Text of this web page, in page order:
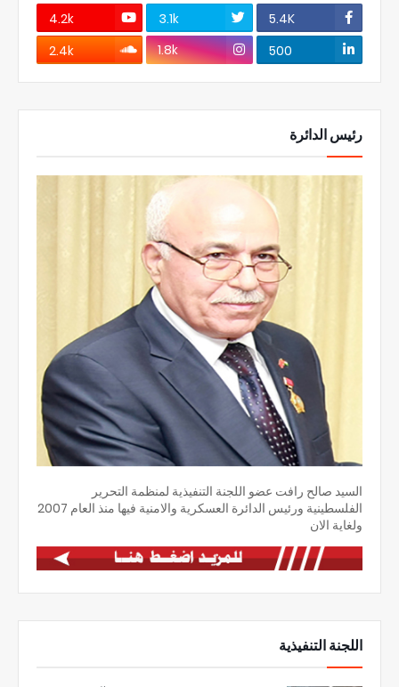
5.4K
3.1k
4.2k
500
1.8k
2.4k
رئيس الدائرة
السيد صالح رافت عضو اللجنة التنفيذية لمنظمة التحرير
الفلسطينية ورئيس الدائرة العسكرية والامنية فيها منذ العام 2007
ولغاية الان
اللجنة التنفيذية